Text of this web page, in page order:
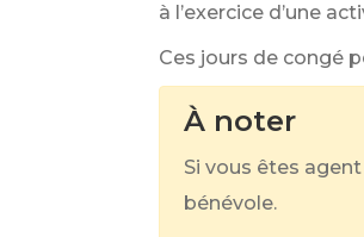
à l’exercice d’une
Ces jours de congé
À noter
Si vous êtes
bénévole.